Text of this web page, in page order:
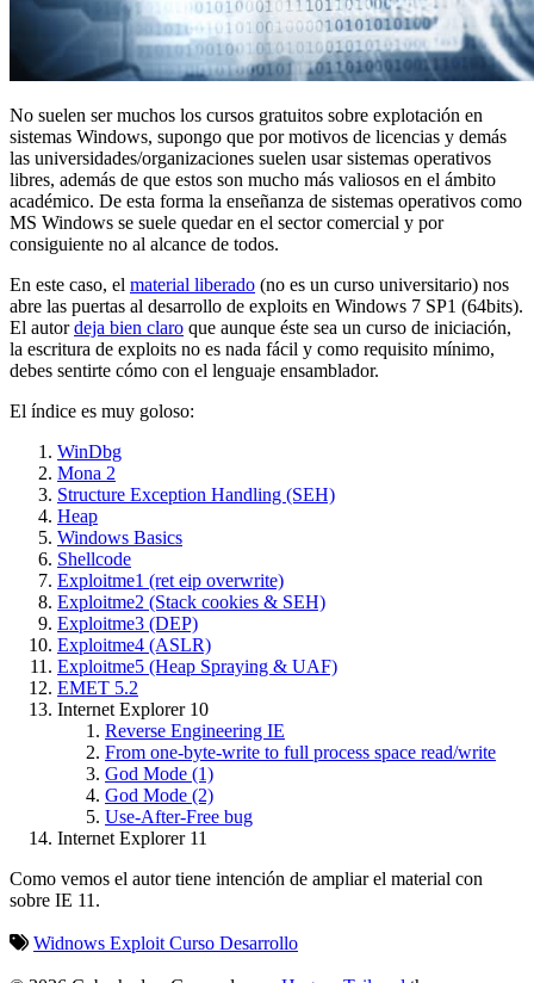
No suelen ser muchos los cursos gratuitos sobre explotación en
sistemas Windows, supongo que por motivos de licencias y demás
las universidades/organizaciones suelen usar sistemas operativos
libres, además de que estos son mucho más valiosos en el ámbito
académico. De esta forma la enseñanza de sistemas operativos como
MS Windows se suele quedar en el sector comercial y por
consiguiente no al alcance de todos.
En este caso, el material liberado (no es un curso universitario) nos
abre las puertas al desarrollo de exploits en Windows 7 SP1 (64bits).
El autordeja bien claro que aunque éste sea un curso de iniciación,
la escritura de exploits no es nada fácil y como requisito mínimo,
debes sentirte cómo con el lenguaje ensamblador.
El índice es muy goloso:
WinDbg
Mona 2
Structure Exception Handling (SEH)
Heap
Windows Basics
Shellcode
Exploitme1 (ret eip overwrite)
Exploitme2 (Stack cookies & SEH)
Exploitme3 (DEP)
Exploitme4 (ASLR)
Exploitme5 (Heap Spraying & UAF)
EMET 5.2
Internet Explorer 10
Reverse Engineering IE
From one-byte-write to full process space read/write
God Mode (1)
God Mode (2)
Use-After-Free bug
Internet Explorer 11
Como vemos el autor tiene intención de ampliar el material con
sobre IE 11.
Widnows Exploit Curso Desarrollo